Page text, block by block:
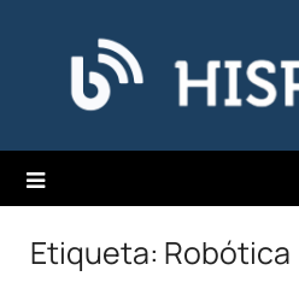
contenido
Hispamicro Blog
Etiqueta: Robótica